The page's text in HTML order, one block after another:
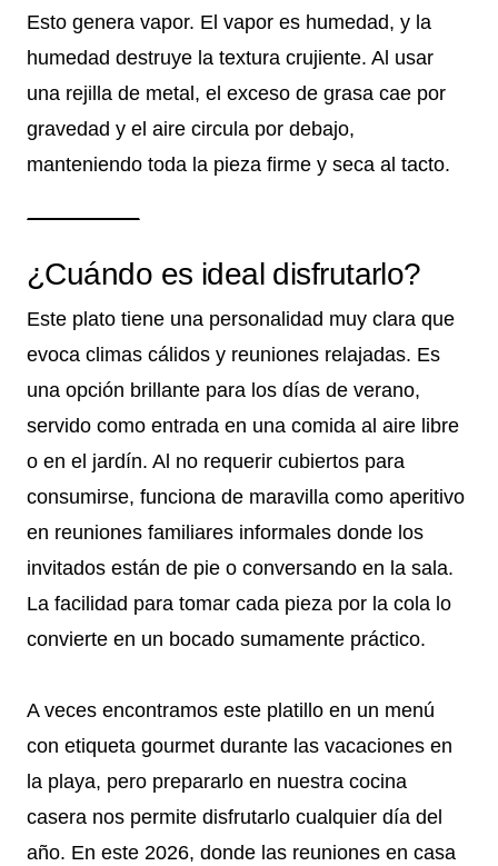
Esto genera vapor. El vapor es humedad, y la
humedad destruye la textura crujiente. Al usar
una rejilla de metal, el exceso de grasa cae por
gravedad y el aire circula por debajo,
manteniendo toda la pieza firme y seca al tacto.
¿Cuándo es ideal disfrutarlo?
Este plato tiene una personalidad muy clara que
evoca climas cálidos y reuniones relajadas. Es
una opción brillante para los días de verano,
servido como entrada en una comida al aire libre
o en el jardín. Al no requerir cubiertos para
consumirse, funciona de maravilla como aperitivo
en reuniones familiares informales donde los
invitados están de pie o conversando en la sala.
La facilidad para tomar cada pieza por la cola lo
convierte en un bocado sumamente práctico.
A veces encontramos este platillo en un menú
con etiqueta gourmet durante las vacaciones en
la playa, pero prepararlo en nuestra cocina
casera nos permite disfrutarlo cualquier día del
año. En este 2026, donde las reuniones en casa